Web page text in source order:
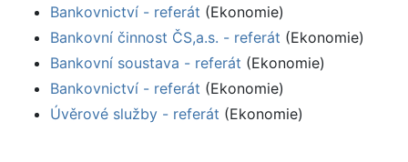
Bankovnictví - referát (Ekonomie)
Bankovní činnost ČS,a.s. - referát (Ekonomie)
Bankovní soustava - referát (Ekonomie)
Bankovnictví - referát (Ekonomie)
Úvěrové služby - referát (Ekonomie)